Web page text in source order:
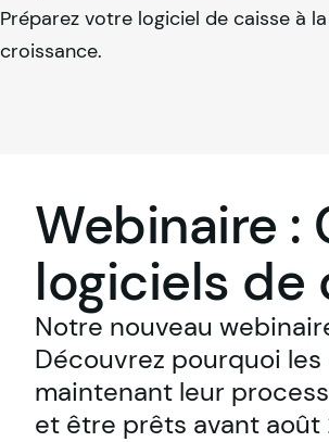
Préparez votre logiciel de caisse à
croissance.
Webinaire
logiciels de
Notre nouveau
Découvrez pourquoi
maintenant leur
et être prêts avant août